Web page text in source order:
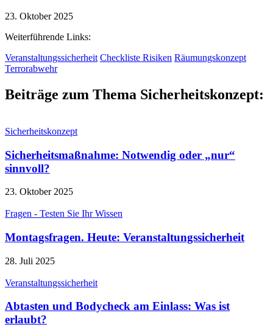
23. Oktober 2025
Weiterführende Links:
Veranstaltungssicherheit Checkliste Risiken Räumungskonzept
Terrorabwehr
Beiträge zum Thema Sicherheitskonzept:
Sicherheitskonzept
Sicherheitsmaßnahme: Notwendig oder „nur“
sinnvoll?
23. Oktober 2025
Fragen - Testen Sie Ihr Wissen
Montagsfragen. Heute: Veranstaltungssicherheit
28. Juli 2025
Veranstaltungssicherheit
Abtasten und Bodycheck am Einlass: Was ist
erlaubt?